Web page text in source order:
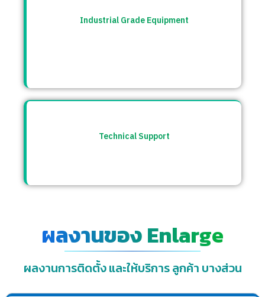
Industrial Grade Equipment
Technical Support
ผลงานของ Enlarge
ผลงานการติดตั้ง และให้บริการ ลูกค้า บางส่วน